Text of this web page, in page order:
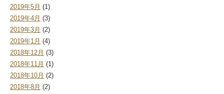
2019年5月 (1)
2019年4月 (3)
2019年3月 (2)
2019年1月 (4)
2018年12月 (3)
2018年11月 (1)
2018年10月 (2)
2018年8月 (2)